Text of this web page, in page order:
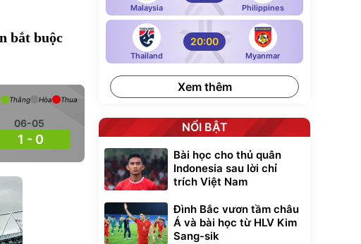
bắt buộc
06-05
1 - 0
Thắng Hòa Thua
Malaysia Philippines
Thailand
20:00
Myanmar
Xem thêm
NỔI BẬT
Bài học cho thủ quân
Indonesia sau lời chỉ
trích Việt Nam
Đình Bắc vươn tầm châu
Á và bài học từ HLV Kim
Sang-sik